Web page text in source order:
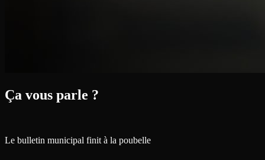
Ça vous parle ?
Le bulletin municipal finit à la poubelle